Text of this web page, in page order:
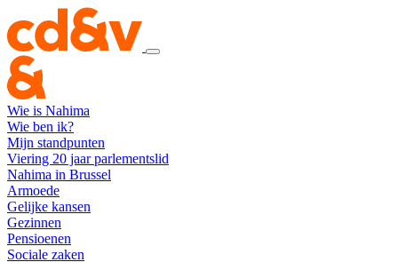
Wie is Nahima
Wie ben ik?
Mijn standpunten
Viering 20 jaar parlementslid
Nahima in Brussel
Armoede
Gelijke kansen
Gezinnen
Pensioenen
Sociale zaken